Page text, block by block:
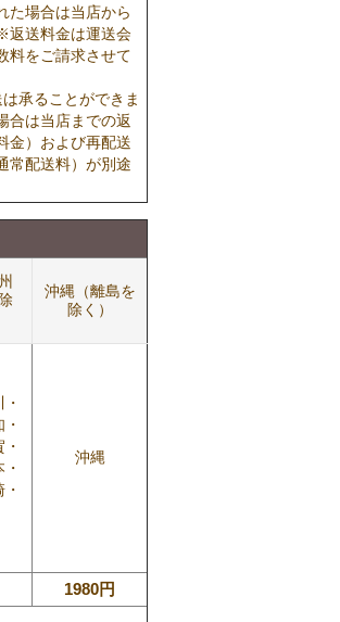
た場合は当店から
返送料金は運送会
料をご請求させて
承ることができま
合は当店までの返
金）および再配送
常配送料）が別途
沖縄（離島を
除く）
沖縄
1980円